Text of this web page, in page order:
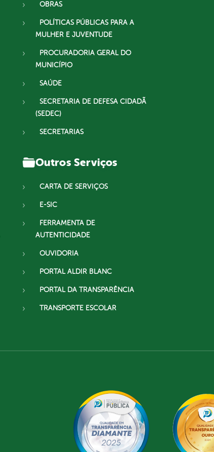
OBRAS
POLÍTICAS PÚBLICAS PARA A
MULHER E JUVENTUDE
PROCURADORIA GERAL DO
MUNICÍPIO
SAÚDE
SECRETARIA DE DEFESA CIDADÃ
(SEDEC)
SECRETARIAS
Outros Serviços
CARTA DE SERVIÇOS
E-SIC
FERRAMENTA DE
AUTENTICIDADE
OUVIDORIA
PORTAL ALDIR BLANC
PORTAL DA TRANSPARÊNCIA
TRANSPORTE ESCOLAR